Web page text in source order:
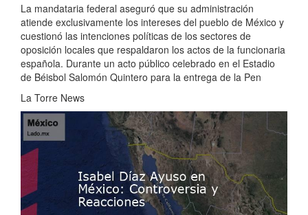
La mandataria federal aseguró que su administración
atiende exclusivamente los intereses del pueblo de México y
cuestionó las intenciones políticas de los sectores de
oposición locales que respaldaron los actos de la funcionaria
española. Durante un acto público celebrado en el Estadio
de Béisbol Salomón Quintero para la entrega de la Pen
La Torre News